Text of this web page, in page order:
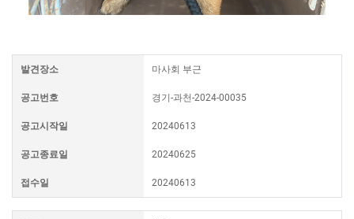
발견장소 마사회 부근
공고번호 경기-과천-2024-00035
공고시작일 20240613
공고종료일 20240625
접수일 20240613